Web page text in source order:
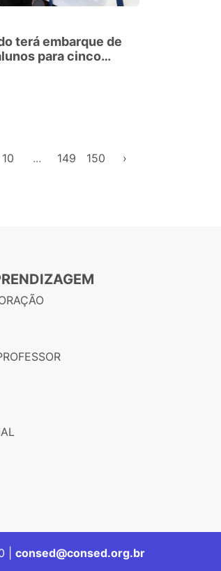
terá embarque de
para cinco
10 ... 149 150 ›
| consed@consed.org.br